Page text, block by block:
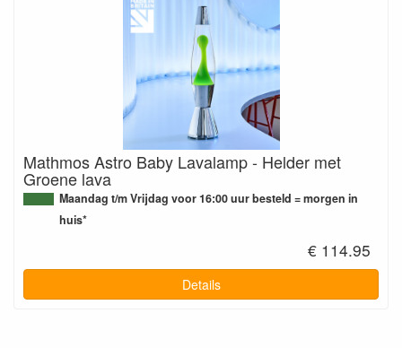
Mathmos Astro Baby Lavalamp - Helder met
Groene lava
Maandag t/m Vrijdag voor 16:00 uur besteld = morgen in
huis*
€ 114.95
Details